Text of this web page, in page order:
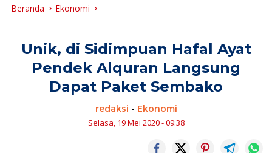
Beranda Ekonomi
Unik, di Sidimpuan Hafal Ayat
Pendek Alquran Langsung
Dapat Paket Sembako
redaksi - Ekonomi
Selasa, 19 Mei 2020 - 09:38